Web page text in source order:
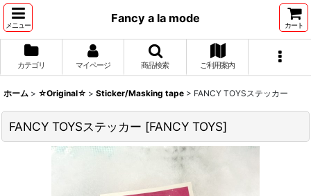
メニュー
Fancy a la mode
カート
カテゴリ マイページ 商品検索 ご利用案内
ホーム > ☆Original☆ > Sticker/Masking tape > FANCY TOYSステッカー
FANCY TOYSステッカー [FANCY TOYS]